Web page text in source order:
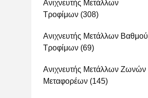
Ανιχνευτής Μετάλλων
Τροφίμων (308)
Ανιχνευτής Μετάλλων Βαθμού
Τροφίμων (69)
Ανιχνευτής Μετάλλων Ζωνών
Μεταφορέων (145)